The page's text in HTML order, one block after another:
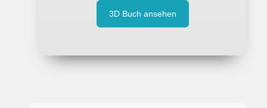
3D Buch ansehen